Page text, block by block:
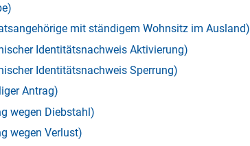
mit ständigem Wohnsitz im Ausland)
Identitätsnachweis Aktivierung)
Identitätsnachweis Sperrung)
Antrag)
wegen Diebstahl)
wegen Verlust)